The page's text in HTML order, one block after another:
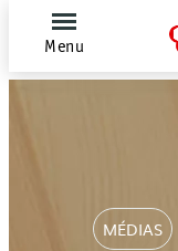
Menu
MÉDIAS